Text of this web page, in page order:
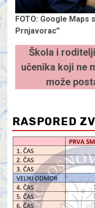
FOTO: Google Maps
Prnjavorac”
Škola i
učenika koji ne
može
RASPORED